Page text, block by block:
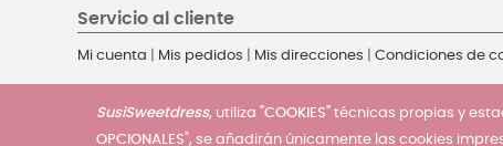
Servicio al cliente
Mi cuenta Mis pedidos Mis direcciones Condiciones de
SusiSweetdress, utiliza "COOKIES" técnicas propias y
OPCIONALES", se añadirán únicamente las cookies